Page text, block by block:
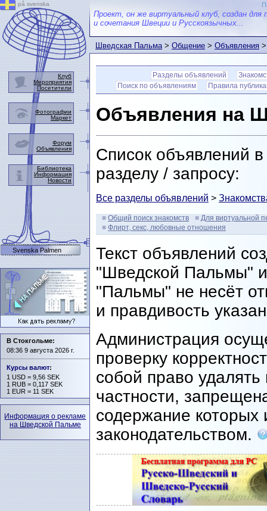
Проект, он же виртуальный клуб, создан для
и сочетания Швеции и Русскоязычных...
Шведская Пальма>Общение>Объявления>
Разделы объявлений
Поиск по объявлениям
Правила
Объявления на
Список объявлений
разделу / запросу:
Все разделы объявлений >
Общий поиск знакомств
Для виртуальной
Флирт, секс, любовные отношения
Текст объявлений
"Шведской Пальмы"
"Пальмы" не несёт
и правдивость
Администрация
проверку
собой право
частности,
содержание которых
законодательством.
på svenska
Клуб
Мероприятия
Посетители
Фотографии
Маркет
Форум
Объявления
Библиотека
Информация
Новости
Svenska Palmen
В Стокгольме:
08:36 9 августа 2026 г.
Курсы валют:
1 USD = 9,56 SEK
1 RUB = 0,117 SEK
1 EUR = 11 SEK
Информация о рекламе
на Шведской Пальме